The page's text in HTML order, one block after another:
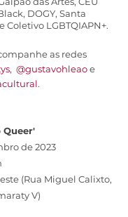
DOGY, Santa
Coletivo LGBTQIAPN+.
as redes
, @gustavohleao e
.
de 2023
(Rua Miguel Calixto,
V)